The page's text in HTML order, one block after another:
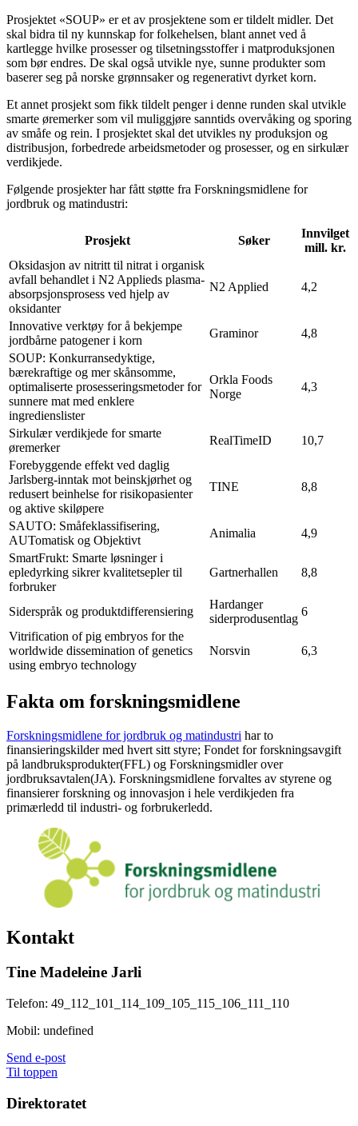
Prosjektet «SOUP» er et av prosjektene som er tildelt midler. Det
skal bidra til ny kunnskap for folkehelsen, blant annet ved å
kartlegge hvilke prosesser og tilsetningsstoffer i matproduksjonen
som bør endres. De skal også utvikle nye, sunne produkter som
baserer seg på norske grønnsaker og regenerativt dyrket korn.
Et annet prosjekt som fikk tildelt penger i denne runden skal utvikle
smarte øremerker som vil muliggjøre sanntids overvåking og sporing
av småfe og rein. I prosjektet skal det utvikles ny produksjon og
distribusjon, forbedrede arbeidsmetoder og prosesser, og en sirkulær
verdikjede.
Følgende prosjekter har fått støtte fra Forskningsmidlene for
jordbruk og matindustri:
Prosjekt Søker
Innvilget
mill. kr.
Oksidasjon av nitritt til nitrat i organisk
avfall behandlet i N2 Applieds plasma-
absorpsjonsprosess ved hjelp av
oksidanter
N2 Applied 4,2
Innovative verktøy for å bekjempe
jordbårne patogener i korn
Graminor
4,8
SOUP: Konkurransedyktige,
bærekraftige og mer skånsomme,
optimaliserte prosesseringsmetoder for
sunnere mat med enklere
ingredienslister
Orkla Foods
Norge
4,3
Sirkulær verdikjede for smarte
øremerker
RealTimeID
10,7
Forebyggende effekt ved daglig
Jarlsberg-inntak mot beinskjørhet og
redusert beinhelse for risikopasienter
og aktive skiløpere
TINE 8,8
SAUTO: Småfeklassifisering,
AUTomatisk og Objektivt
Animalia
4,9
SmartFrukt: Smarte løsninger i
epledyrking sikrer kvalitetsepler til
forbruker
Gartnerhallen 8,8
Siderspråk og produktdifferensiering
Hardanger
siderprodusentlag
6
Vitrification of pig embryos for the
worldwide dissemination of genetics
using embryo technology
Norsvin 6,3
Fakta om forskningsmidlene
Forskningsmidlene for jordbruk og matindustri har to
finansieringskilder med hvert sitt styre; Fondet for forskningsavgift
på landbruksprodukter(FFL) og Forskningsmidler over
jordbruksavtalen(JA). Forskningsmidlene forvaltes av styrene og
finansierer forskning og innovasjon i hele verdikjeden fra
primærledd til industri- og forbrukerledd.
Kontakt
Tine Madeleine Jarli
Telefon: 49_112_101_114_109_105_115_106_111_110
Mobil: undefined
Send e-post
Til toppen
Direktoratet